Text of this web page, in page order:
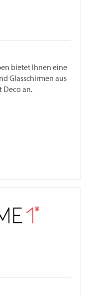
bietet Ihnen eine
Glasschirmen aus
Deco an.